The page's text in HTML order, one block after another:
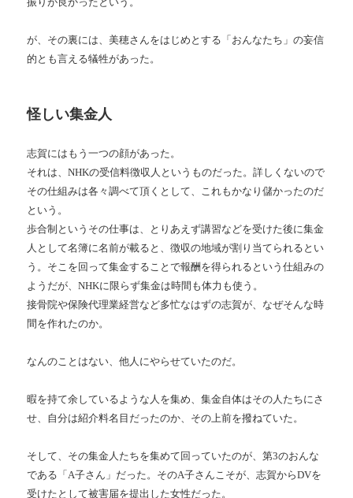
が、その裏には、美穂さんをはじめとする「おんなたち」の妄信
的とも言える犠牲があった。
怪しい集金人
志賀にはもう一つの顔があった。
それは、NHKの受信料徴収人というものだった。詳しくないので
その仕組みは各々調べて頂くとして、これもかなり儲かったのだ
という。
歩合制というその仕事は、とりあえず講習などを受けた後に集金
人として名簿に名前が載ると、徴収の地域が割り当てられるとい
う。そこを回って集金することで報酬を得られるという仕組みの
ようだが、NHKに限らず集金は時間も体力も使う。
接骨院や保険代理業経営など多忙なはずの志賀が、なぜそんな時
間を作れたのか。
なんのことはない、他人にやらせていたのだ。
暇を持て余しているような人を集め、集金自体はその人たちにさ
せ、自分は紹介料名目だったのか、その上前を撥ねていた。
そして、その集金人たちを集めて回っていたのが、第3のおんな
である「A子さん」だった。そのA子さんこそが、志賀からDVを
受けたとして被害届を提出した女性だった。